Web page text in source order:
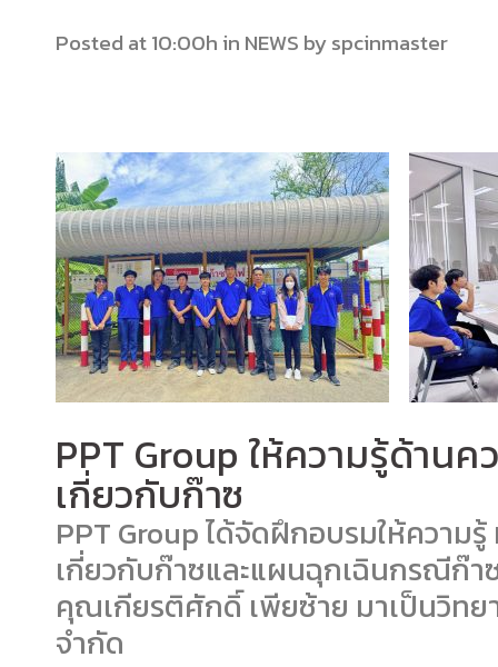
Posted at 10:00h in NEWS byspcinmaster
PPT Group ให้ความรู้ด้าน
เกี่ยวกับก๊าซ
PPT Group ได้จัดฝึกอบรมให้ควา
เกี่ยวกับก๊าซและแผนฉุกเฉินกรณีก๊า
คุณเกียรติศักดิ์ เพียซ้าย มาเป็นวิท
จำกัด